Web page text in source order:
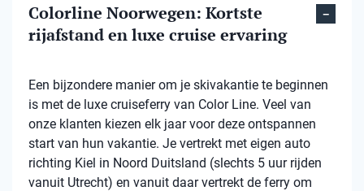
Colorline Noorwegen: Kortste
rijafstand en luxe cruise ervaring
Een bijzondere manier om je skivakantie te beginnen
is met de luxe cruiseferry van Color Line. Veel van
onze klanten kiezen elk jaar voor deze ontspannen
start van hun vakantie. Je vertrekt met eigen auto
richting Kiel in Noord Duitsland (slechts 5 uur rijden
vanuit Utrecht) en vanuit daar vertrekt de ferry om